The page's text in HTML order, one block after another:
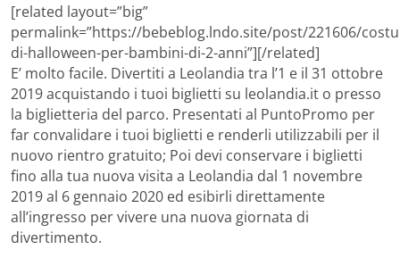
[related layout=”big”
permalink=”https://bebeblog.lndo.site/post/221606/
di-halloween-per-bambini-di-2-anni”][/related]
E’ molto facile. Divertiti a Leolandia tra l’1 e il 31 ottobre
2019 acquistando i tuoi biglietti su leolandia.it o presso
la biglietteria del parco. Presentati al PuntoPromo per
far convalidare i tuoi biglietti e renderli utilizzabili per il
nuovo rientro gratuito; Poi devi conservare i biglietti
fino alla tua nuova visita a Leolandia dal 1 novembre
2019 al 6 gennaio 2020 ed esibirli direttamente
all’ingresso per vivere una nuova giornata di
divertimento.